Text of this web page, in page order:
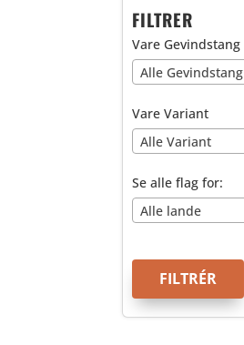
FILTRER
Vare Gevindstang
Alle Gevindstang
Vare Variant
Alle Variant
Se alle flag for:
Alle lande
FILTRÉR